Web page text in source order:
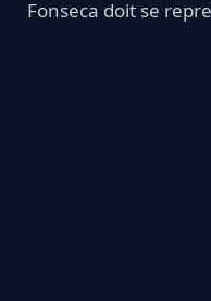
Fonseca doit se